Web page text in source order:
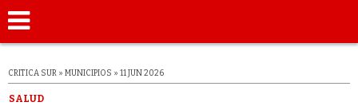
CRITICA SUR » MUNICIPIOS » 11 JUN 2026
SALUD